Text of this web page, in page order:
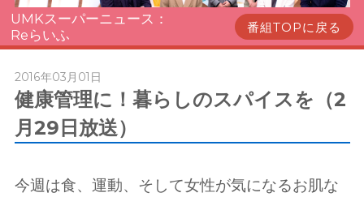
UMKスーパーニュース：
Reらいふ
番組TOPに戻る
2016年03月01日
健康管理に！暮らしのスパイスを（2
月29日放送）
今週は食、運動、そして女性が気になるお肌な